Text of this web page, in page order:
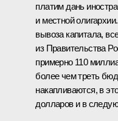
платим дань
и местной
вывоза капитала,
из Правительства
примерно 110
более чем треть
накапливаются, в
долларов и в